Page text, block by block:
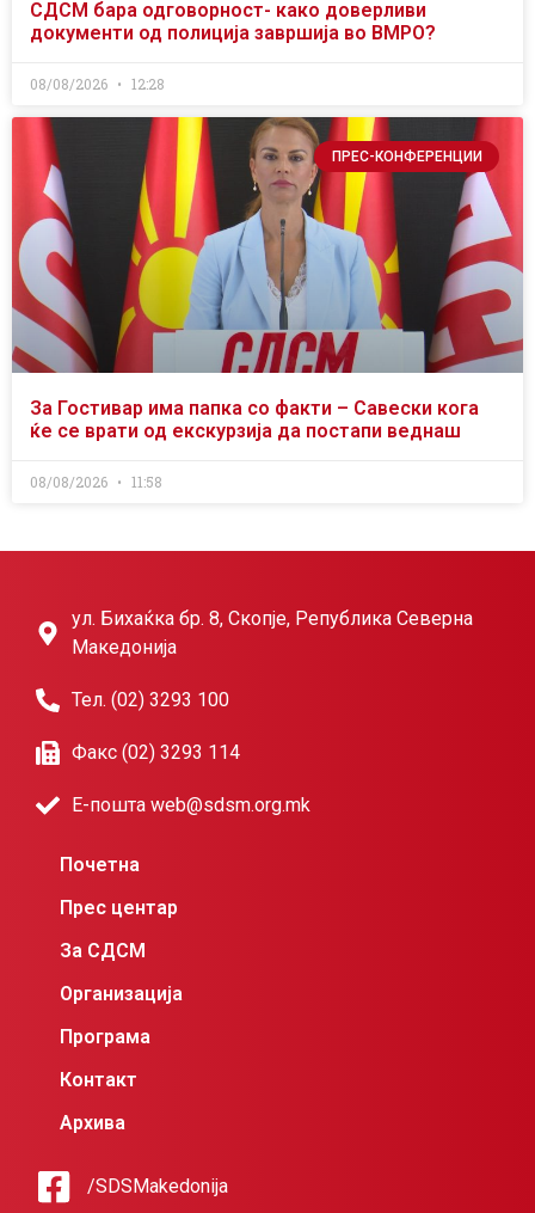
СДСМ бара одговорност- како доверливи
документи од полиција завршија во ВМРО?
08/08/2026 12:28
ПРЕС-КОНФЕРЕНЦИИ
За Гостивар има папка со факти – Савески кога
ќе се врати од екскурзија да постапи веднаш
08/08/2026 11:58
ул. Бихаќка бр. 8, Скопје, Република Северна
Македонија
Тел. (02) 3293 100
Факс (02) 3293 114
Е-пошта web@sdsm.org.mk
Почетна
Прес центар
За СДСМ
Организација
Програма
Контакт
Архива
/SDSMakedonija